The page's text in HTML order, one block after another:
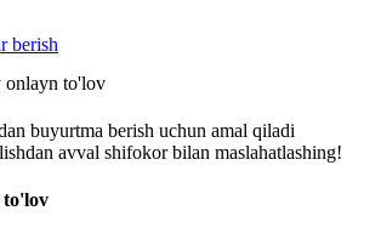
berish
onlayn to'lov
buyurtma berish uchun amal qiladi
avval shifokor bilan maslahatlashing!
to'lov